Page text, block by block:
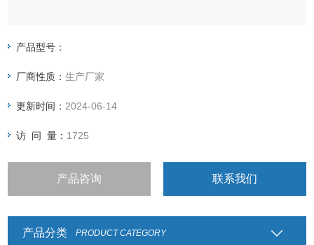
具有双色LED充电指示，可清楚指示充电状况。
产品型号：
厂商性质：生产厂家
更新时间： 2024-06-14
访 问 量： 1725
产品咨询 联系我们
产品分类 PRODUCT CATEGORY